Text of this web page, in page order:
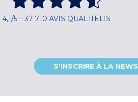
4,1/5 – 37 710 AVIS QUALITELIS
S'INSCRIRE À LA